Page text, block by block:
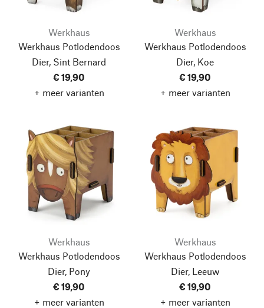
Werkhaus
Werkhaus Potlodendoos
Dier, Sint Bernard
€ 19,90
+ meer varianten
Werkhaus
Werkhaus Potlodendoos
Dier, Koe
€ 19,90
+ meer varianten
Werkhaus
Werkhaus Potlodendoos
Dier, Pony
€ 19,90
+ meer varianten
Werkhaus
Werkhaus Potlodendoos
Dier, Leeuw
€ 19,90
+ meer varianten